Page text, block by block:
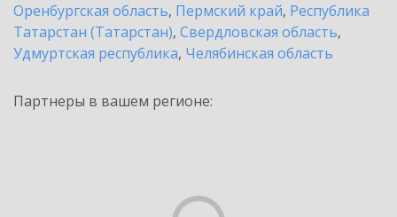
Оренбургская область, Пермский край, Республика
Татарстан (Татарстан), Свердловская область,
Удмуртская республика, Челябинская область
Партнеры в вашем регионе: